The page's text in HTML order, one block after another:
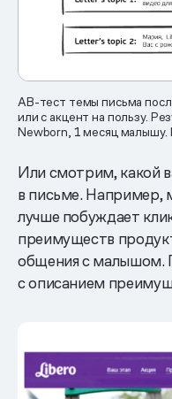
AB-тест темы письма
или с акцент на пользу.
Newborn, 1 месяц малышу.
Или смотрим, какой
в письме. Например,
лучше побуждает
преимуществ
общения с малышом.
с описанием